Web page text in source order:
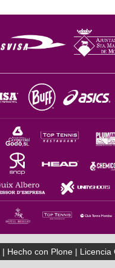
| Hecho con Plone | Licencia